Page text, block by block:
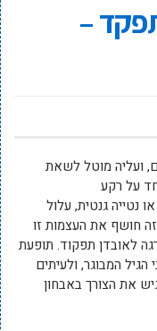
–
ועליה מוטל לשאת
על רקע
נטייה גנטית, עלול
חושף את העצמות זו
לאובדן תפקוד. תופעת
המבוגר, ולעיתים
את הצורך באבחון